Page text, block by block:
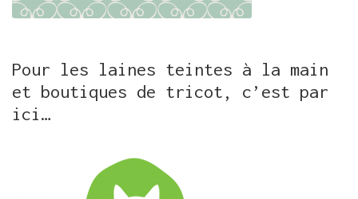
Pour les laines teintes à la main
et boutiques de tricot, c’est par
ici…